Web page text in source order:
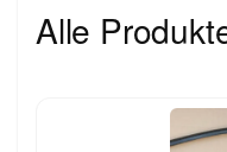
Alle